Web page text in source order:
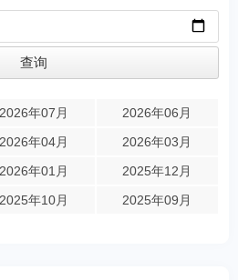
2026年07月
2026年06月
2026年04月
2026年03月
2026年01月
2025年12月
2025年10月 2025年09月